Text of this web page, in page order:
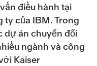
điều hành tại
ty của IBM. Trong
dự án chuyển đổi
ngành và công
Kaiser